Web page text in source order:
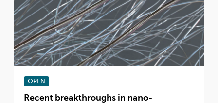
OPEN
Recent breakthroughs in nano-